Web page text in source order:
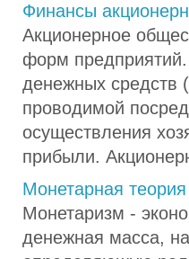
Финансы
Акционерное
форм предприятий.
денежных средств
проводимой
осуществления
прибыли.
Монетарная теория
Монетаризм -
денежная масса,